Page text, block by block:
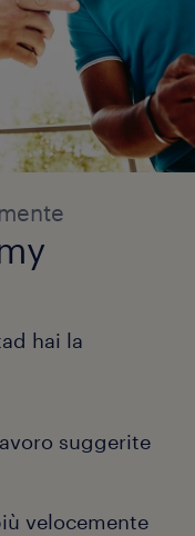
hai la
suggerite
velocemente